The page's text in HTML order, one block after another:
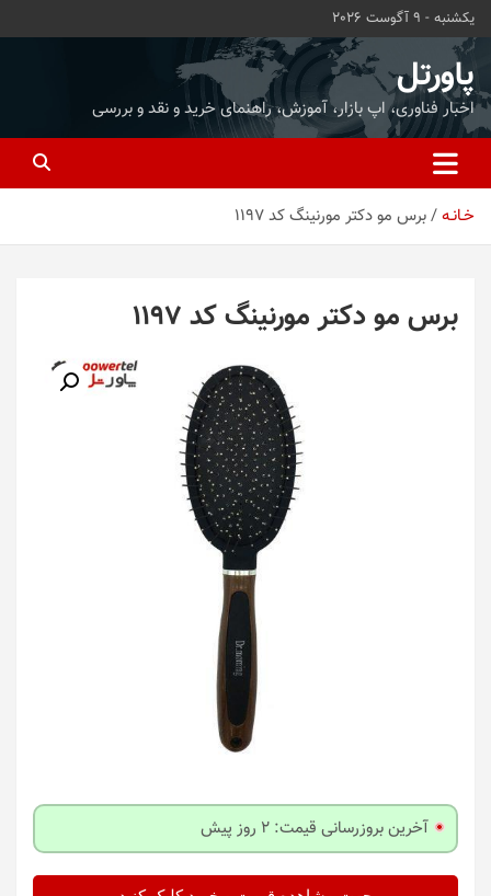
محتوا
بروید
یکشنبه - 9 آگوست 2026
پاورتل
اخبار فناوری، اپ بازار، آموزش، راهنمای خرید و نقد و بررسی
خـانـه برس مو دکتر مورنینگ کد 1197
برس مو دکتر مورنینگ کد 1197
آخرین بروزرسانی قیمت: 2 روز پیش